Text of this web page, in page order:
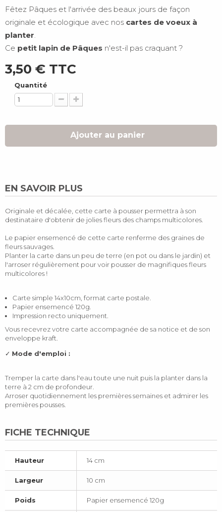
Fêtez Pâques et l'arrivée des beaux jours de façon
originale et écologique avec nos cartes de voeux à
planter
Ce petit lapin de Pâques n'est-il pas craquant ?
3,50 € TTC
Quantité
Ajouter au panier
EN SAVOIR PLUS
Originale et décalée, cette carte à pousser permettra à son
destinataire d'obtenir de jolies fleurs des champs multicolores.
Le papier ensemencé de cette carte renferme des graines de
fleurs sauvages.
Planter la carte dans un peu de terre (en pot ou dans le jardin) et
l'arroser régulièrement pour voir pousser de magnifiques fleurs
multicolores !
Carte simple 14x10cm, format carte postale.
Papier ensemencé 120g.
Impression recto uniquement.
Vous recevrez votre carte accompagnée de sa notice et de son
enveloppe kraft.
✓ Mode d'emploi :
Tremper la carte dans l'eau toute une nuit puis la planter dans la
terre à 2 cm de profondeur.
Arroser quotidiennement les premières semaines et admirer les
premières pousses.
FICHE TECHNIQUE
Hauteur 14 cm
Largeur 10 cm
Poids Papier ensemencé 120g